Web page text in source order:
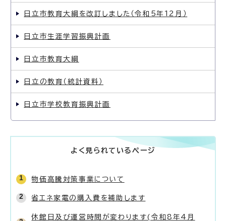
日立市教育大綱を改訂しました（令和5年12月）
日立市生涯学習振興計画
日立市教育大綱
日立の教育（統計資料）
日立市学校教育振興計画
よく見られているページ
物価高騰対策事業について
省エネ家電の購入費を補助します
休館日及び運営時間が変わります(令和8年4月